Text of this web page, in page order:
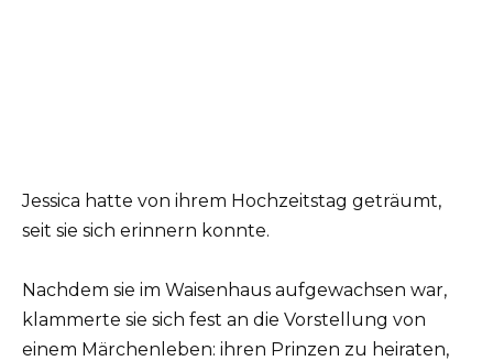
Jessica hatte von ihrem Hochzeitstag geträumt,
seit sie sich erinnern konnte.
Nachdem sie im Waisenhaus aufgewachsen war,
klammerte sie sich fest an die Vorstellung von
einem Märchenleben: ihren Prinzen zu heiraten,